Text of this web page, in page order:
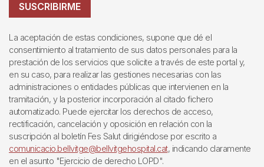
SUSCRIBIRME
La aceptación de estas condiciones, supone que dé el
consentimiento al tratamiento de sus datos personales para la
prestación de los servicios que solicite a través de este portal y,
en su caso, para realizar las gestiones necesarias con las
administraciones o entidades públicas que intervienen en la
tramitación, y la posterior incorporación al citado fichero
automatizado. Puede ejercitar los derechos de acceso,
rectificación, cancelación y oposición en relación con la
suscripción al boletín Fes Salut dirigiéndose por escrito a
comunicacio.bellvitge@bellvitgehospital.cat, indicando claramente
en el asunto "Ejercicio de derecho LOPD".